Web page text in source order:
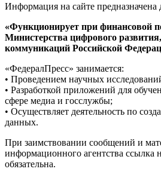
Информация на сайте предназначена
«Функционирует при финансовой
Министерства цифрового
коммуникаций Российской
«ФедералПресс» занимается:
• Проведением научных
• Разработкой приложений для
сфере медиа и госслужбы;
• Осуществляет деятельность по
данных.
При заимствовании сообщений и
информационного агентства ссылка
обязательна.